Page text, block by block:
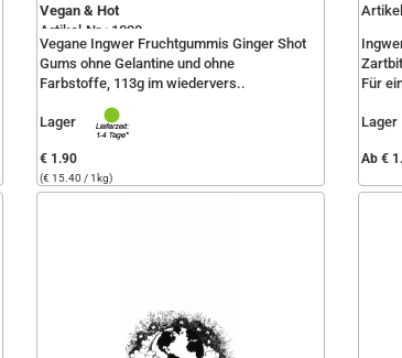
Vegan & Hot
Artikel-Nr.: 1028
Vegane Ingwer Fruchtgummis Ginger Shot
Gums ohne Gelantine und ohne
Farbstoffe, 113g im wiedervers..
Lager
€ 1.90
(€ 15.40 / 1kg)
Für
Lager
Ab €